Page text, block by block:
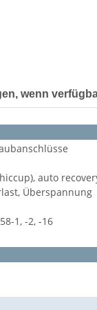
wenn
auto
Überspannung
1, -2, -16